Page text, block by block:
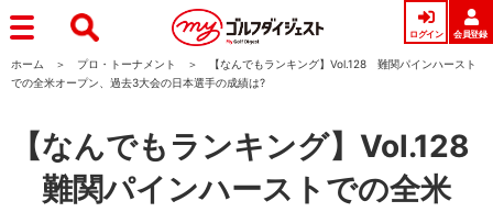
ログイン 会員登録
ホーム プロ・トーナメント
【なんでもランキング】Vol.128 難関パインハースト
での全米オープン、過去3大会の日本選手の成績は?
【なんでもランキング】Vol.128
難関パインハーストでの全米